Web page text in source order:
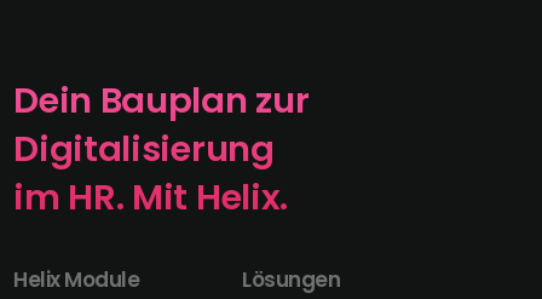
Dein Bauplan zur
Digitalisierung
im HR. Mit Helix.
Helix Module Lösungen